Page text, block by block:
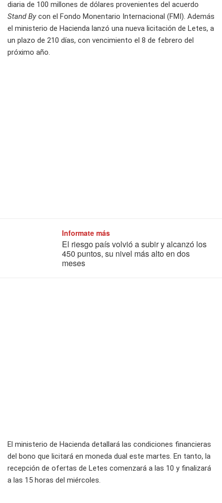
diaria de 100 millones de dólares provenientes del acuerdo
Stand By con el Fondo Monentario Internacional (FMI). Además
el ministerio de Hacienda lanzó una nueva licitación de Letes, a
un plazo de 210 días, con vencimiento el 8 de febrero del
próximo año.
Informate más
El riesgo país volvió a subir y alcanzó los
450 puntos, su nivel más alto en dos
meses
El ministerio de Hacienda detallará las condiciones financieras
del bono que licitará en moneda dual este martes. En tanto, la
recepción de ofertas de Letes comenzará a las 10 y finalizará
a las 15 horas del miércoles.